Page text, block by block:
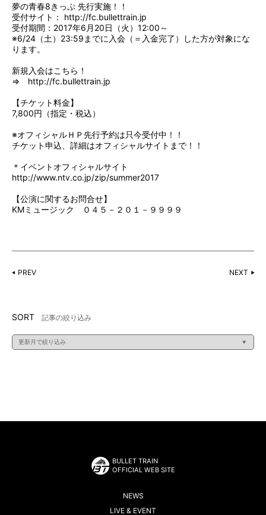
夢の青春8きっぷ 先行実施！！
受付サイト： http://fc.bullettrain.jp
受付期間：2017年6月20日（火）12:00～
※6/24（土）23:59までに入会（＝入金完了）した方が対象にな
ります。
新規入会はこちら！
⇒ http://fc.bullettrain.jp
【チケット料金】
7,800円（指定・税込）
※オフィシャルＨＰ先行予約は只今受付中！！
チケット申込、詳細はオフィシャルサイトまで！！
＊イベントオフィシャルサイト
http://www.ntv.co.jp/zip/summer2017
【公演に関するお問合せ】
KMミュージック ０４５－２０１－９９９９
PREV NEXT
SORT 記事の絞り込み
BULLET TRAIN
OFFICIAL WEB SITE
NEWS
LIVE & EVENT